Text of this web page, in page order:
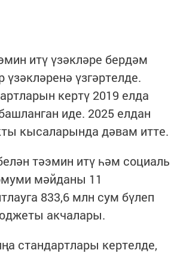
итү үзәкләре бердәм
үзгәртелде.
кертү 2019 елда
иде. 2025 елдан
кысаларында дәвам итте.
тәэмин итү һәм социаль
мәйданы 11
833,6 млн сум бүлеп
акчалары.
стандартлары кертелде,